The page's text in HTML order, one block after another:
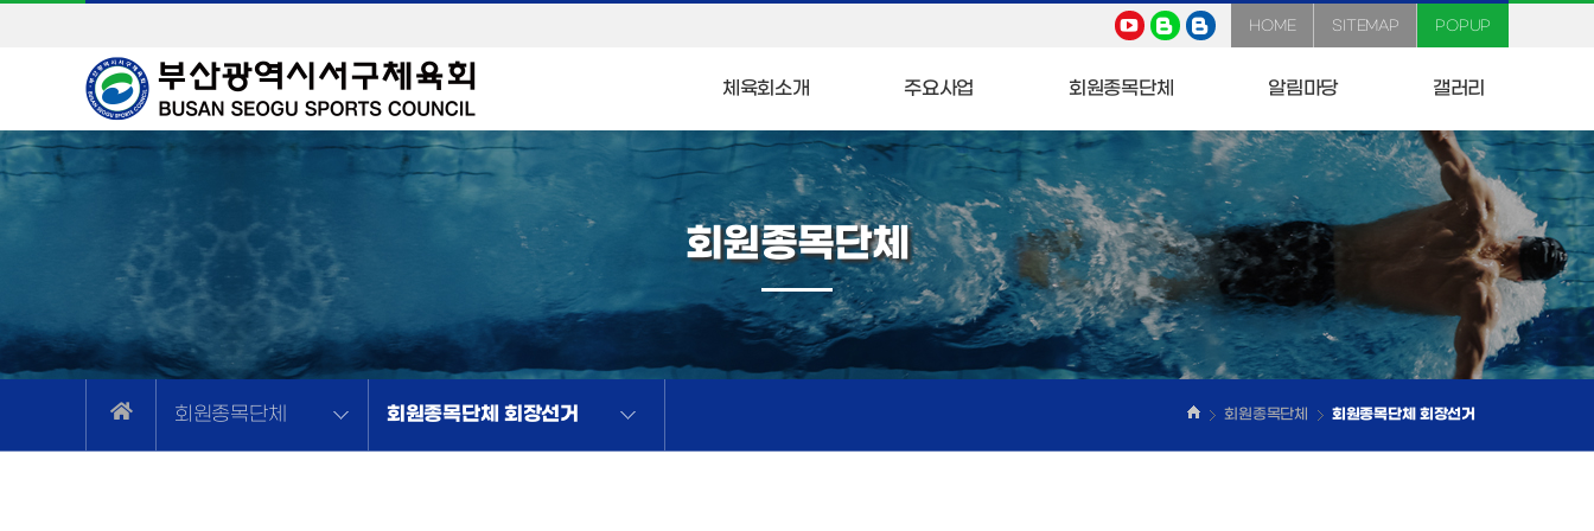
HOME SITEMAP POPUP
체육회소개 주요사업 회원종목단체 알림마당 갤러리
회원종목단체 회원종목단체 회장선거 회원종목단체 회원종목단체 회장선거
회원종목단체